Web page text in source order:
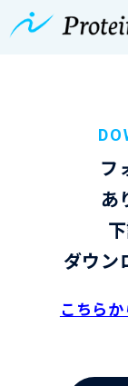
フ
あ
ダウン
こちら